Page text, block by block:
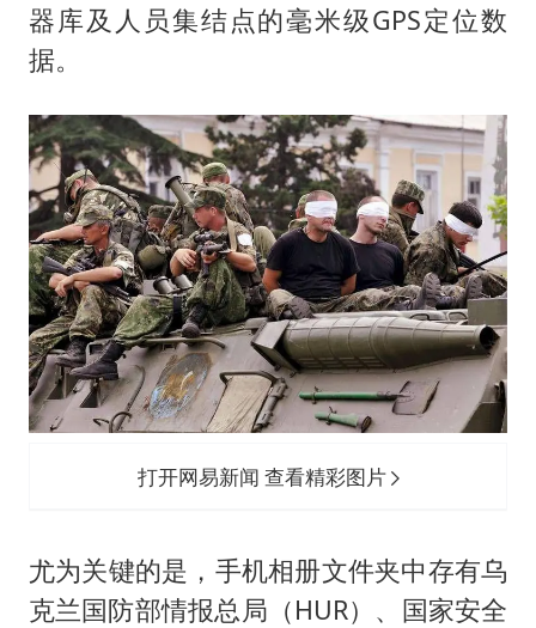
器库及人员集结点的毫米级GPS定位数
据。
打开网易新闻 查看精彩图片
尤为关键的是，手机相册文件夹中存有乌
克兰国防部情报总局（HUR）、国家安全